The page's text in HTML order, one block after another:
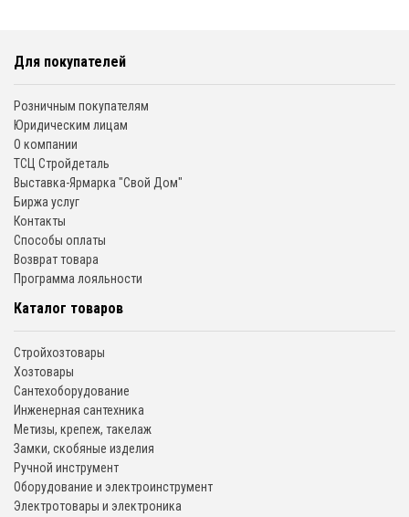
Для покупателей
Розничным покупателям
Юридическим лицам
О компании
ТСЦ Стройдеталь
Выставка-Ярмарка "Свой Дом"
Биржа услуг
Контакты
Способы оплаты
Возврат товара
Программа лояльности
Каталог товаров
Стройхозтовары
Хозтовары
Сантехоборудование
Инженерная сантехника
Метизы, крепеж, такелаж
Замки, скобяные изделия
Ручной инструмент
Оборудование и электроинструмент
Электротовары и электроника